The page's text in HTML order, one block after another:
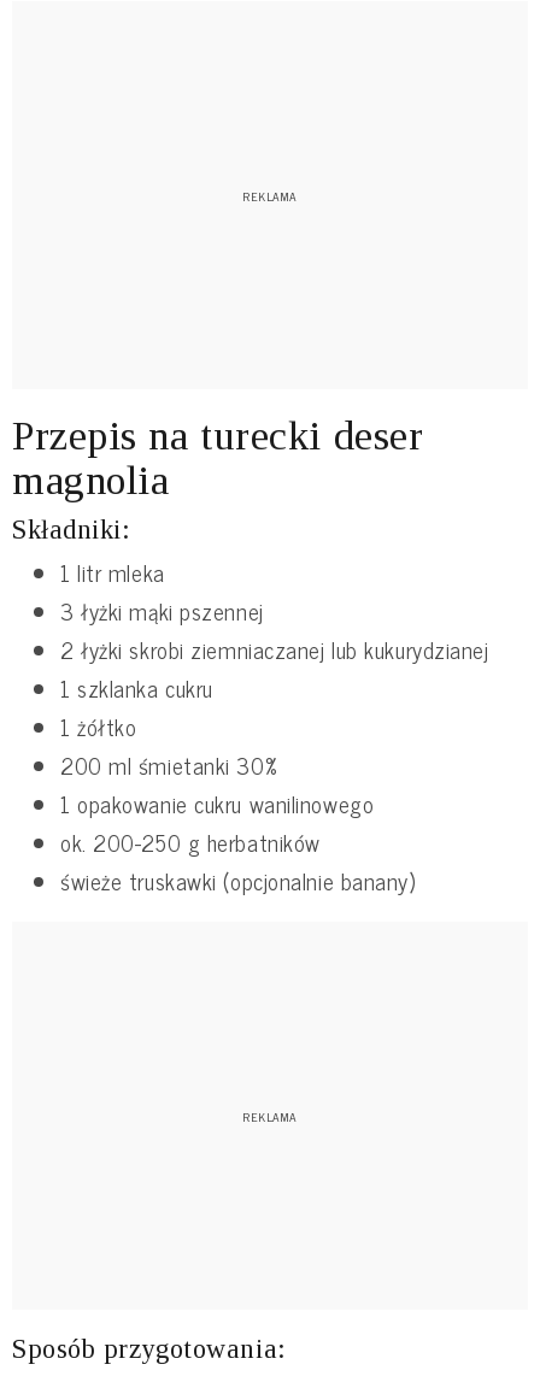
Przepis na turecki deser
magnolia
Składniki:
1 litr mleka
3 łyżki mąki pszennej
2 łyżki skrobi ziemniaczanej lub kukurydzianej
1 szklanka cukru
1 żółtko
200 ml śmietanki 30%
1 opakowanie cukru wanilinowego
ok. 200-250 g herbatników
świeże truskawki (opcjonalnie banany)
Sposób przygotowania: